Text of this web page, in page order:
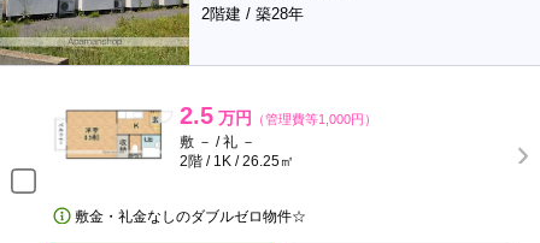
2階建 / 築28年
2.5 万円 （管理費等1,000円）
敷 － / 礼 －
2階 / 1K / 26.25㎡
敷金・礼金なしのダブルゼロ物件☆